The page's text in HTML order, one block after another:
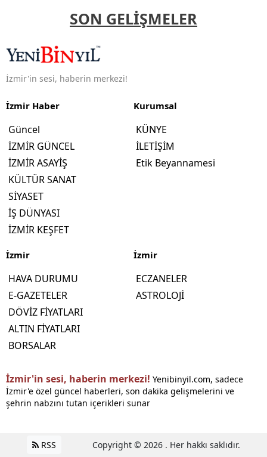
SON GELİŞMELER
İzmir'in sesi, haberin merkezi!
İzmir Haber
Güncel
İZMİR GÜNCEL
İZMİR ASAYİŞ
KÜLTÜR SANAT
SİYASET
İŞ DÜNYASI
İZMİR KEŞFET
Kurumsal
KÜNYE
İLETİŞİM
Etik Beyannamesi
İzmir
HAVA DURUMU
E-GAZETELER
DÖVİZ FİYATLARI
ALTIN FİYATLARI
BORSALAR
İzmir
ECZANELER
ASTROLOJİ
İzmir'in sesi, haberin merkezi! Yenibinyil.com, sadece
İzmir'e özel güncel haberleri, son dakika gelişmelerini ve
şehrin nabzını tutan içerikleri sunar
RSS Copyright © 2026 . Her hakkı saklıdır.